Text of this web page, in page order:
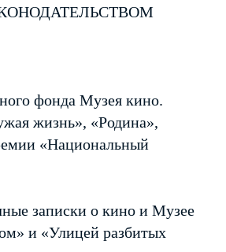
фонда Музея кино.
жизнь», «Родина»,
«Национальный
записки о кино и Музее
и «Улицей разбитых